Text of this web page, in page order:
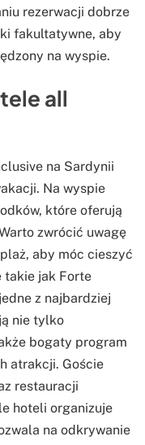
rezerwacji dobrze
fakultatywne, aby
na wyspie.
all
na Sardynii
Na wyspie
które oferują
zwrócić uwagę
aby móc cieszyć
takie jak Forte
z najbardziej
nie tylko
bogaty program
atrakcji. Goście
restauracji
hoteli organizuje
na odkrywanie